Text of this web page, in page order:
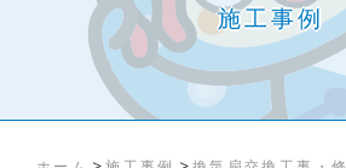
施工事例